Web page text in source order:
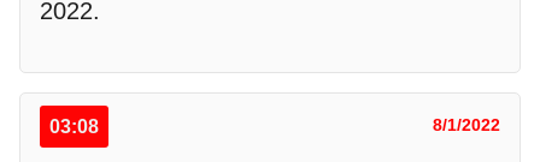
2022.
03:08 8/1/2022